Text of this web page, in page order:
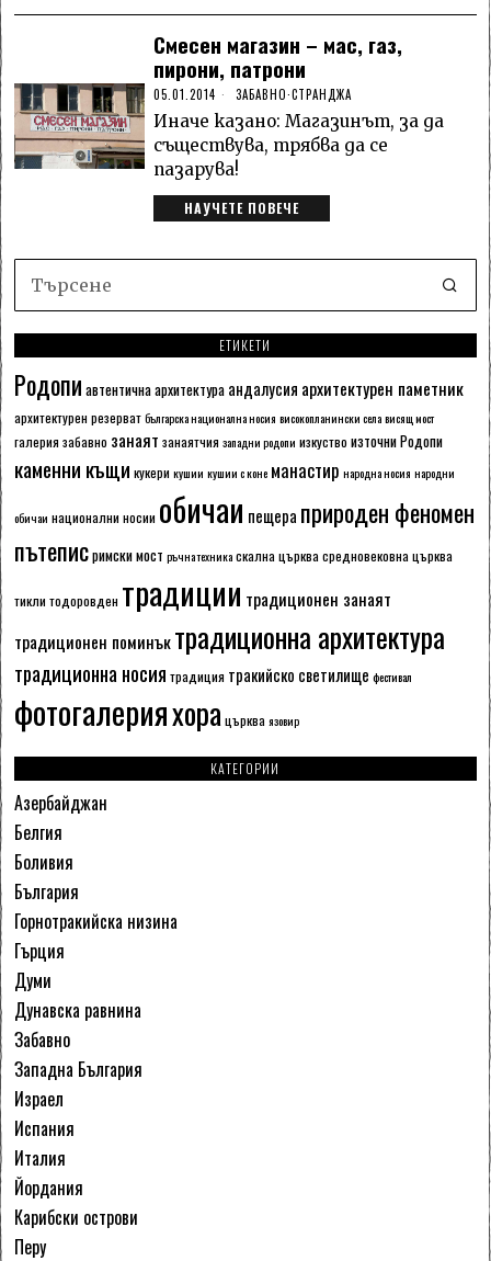
Смесен магазин – мас, газ,
пирони, патрони
05.01.2014 ЗАБАВНО·СТРАНДЖА
Иначе казано: Магазинът, за да
съществува, трябва да се
пазарува!
НАУЧЕТЕ ПОВЕЧЕ
ЕТИКЕТИ
Родопи автентична архитектура андалусия архитектурен паметник
архитектурен резерват българска национална носия високопланински села висящ мост
галерия забавно занаят занаятчия западни родопи изкуство източни Родопи
каменни къщи кукери кушии кушии с коне манастир народна носия народни
обичаи национални носии обичаи пещера природен феномен
пътеписримски мост ръчна техника скална църква средновековна църква
тикли тодоровден традиции традиционен занаят
традиционен поминъктрадиционна архитектура
традиционна носия традиция тракийско светилище фестивал
фотогалерияхора църква язовир
КАТЕГОРИИ
Азербайджан
Белгия
Боливия
България
Горнотракийска низина
Гърция
Думи
Дунавска равнина
Забавно
Западна България
Израел
Испания
Италия
Йордания
Карибски острови
Перу